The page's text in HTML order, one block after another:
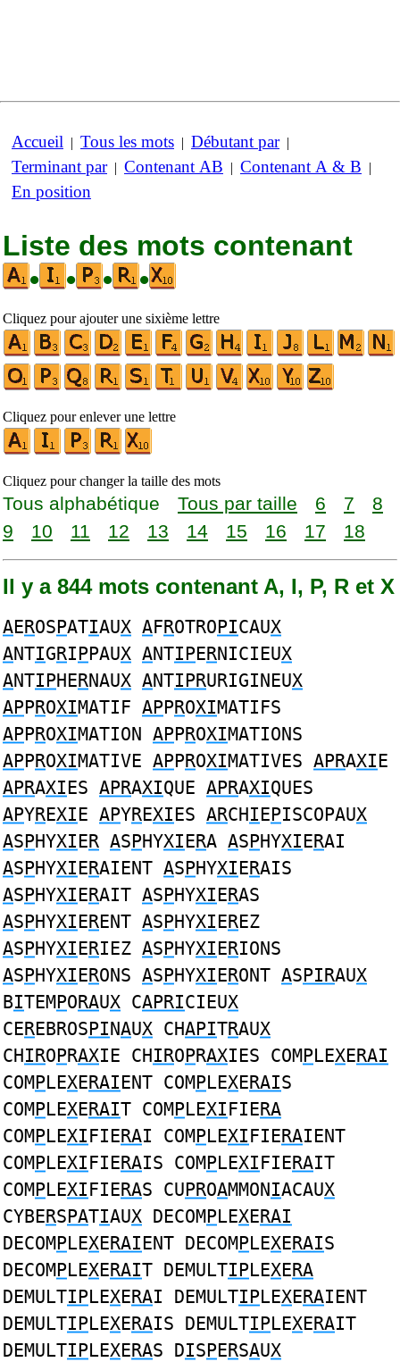
Accueil | Tous les mots | Débutant par|
Terminant par| Contenant AB | Contenant A & B |
En position
Liste des mots contenant
•
• • •
Cliquez pour ajouter une sixième lettre
Cliquez pour enlever une lettre
Cliquez pour changer la taille des mots
Tous alphabétique Tous par taille 6 7
8
9
10 11 12 13 14 15 16 17 18
Il y a 844 mots contenant A, I, P, R et X
AEROSPATIAUX AFROTROPICAUX
ANTIGRIPPAUX ANTIPERNICIEUX
ANTIPHERNAUX ANTIPRURIGINEUX
APPROXIMATIF APPROXIMATIFS
APPROXIMATION APPROXIMATIONS
APPROXIMATIVE APPROXIMATIVES APRAXIE
APRAXIES APRAXIQUE APRAXIQUES
APYREXIE APYREXIES ARCHIEPISCOPAUX
ASPHYXIER ASPHYXIERA ASPHYXIERAI
ASPHYXIERAIENT ASPHYXIERAIS
ASPHYXIERAIT ASPHYXIERAS
ASPHYXIERENT ASPHYXIEREZ
ASPHYXIERIEZ ASPHYXIERIONS
ASPHYXIERONS ASPHYXIERONT ASPIRAUX
BITEMPORAUX CAPRICIEUX
CEREBROSPINAUX CHAPITRAUX
CHIROPRAXIE CHIROPRAXIES COMPLEXERAI
COMPLEXERAIENT COMPLEXERAIS
COMPLEXERAIT COMPLEXIFIERA
COMPLEXIFIERAI COMPLEXIFIERAIENT
COMPLEXIFIERAIS COMPLEXIFIERAIT
COMPLEXIFIERAS CUPROAMMONIACAUX
CYBERSPATIAUX DECOMPLEXERAI
DECOMPLEXERAIENT DECOMPLEXERAIS
DECOMPLEXERAIT DEMULTIPLEXERA
DEMULTIPLEXERAI DEMULTIPLEXERAIENT
DEMULTIPLEXERAIS DEMULTIPLEXERAIT
DEMULTIPLEXERAS DISPERSAUX